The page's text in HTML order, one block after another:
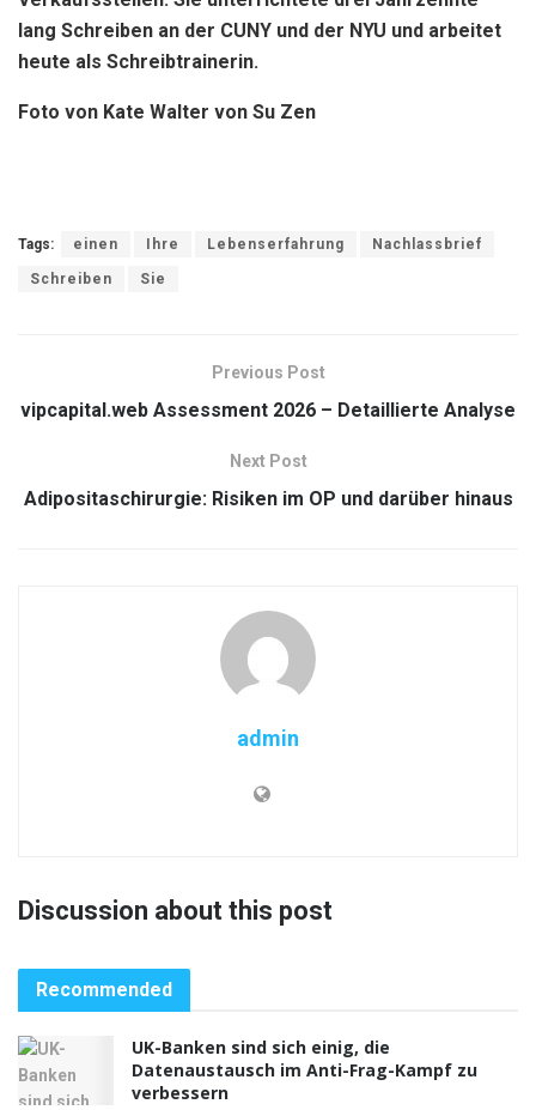
lang Schreiben an der CUNY und der NYU und arbeitet
heute als Schreibtrainerin.
Foto von Kate Walter von Su Zen
Tags: einen Ihre Lebenserfahrung Nachlassbrief
Schreiben Sie
Previous Post
vipcapital.web Assessment 2026 – Detaillierte Analyse
Next Post
Adipositaschirurgie: Risiken im OP und darüber hinaus
admin
Discussion about this post
Recommended
UK-Banken sind sich einig, die
Datenaustausch im Anti-Frag-Kampf zu
verbessern